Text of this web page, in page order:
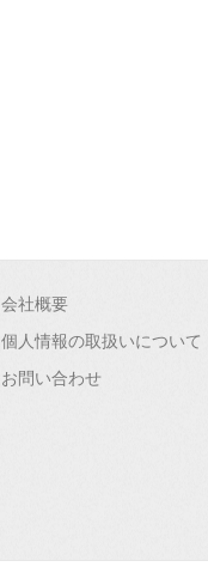
会社概要
個人情報の取扱いについて
お問い合わせ